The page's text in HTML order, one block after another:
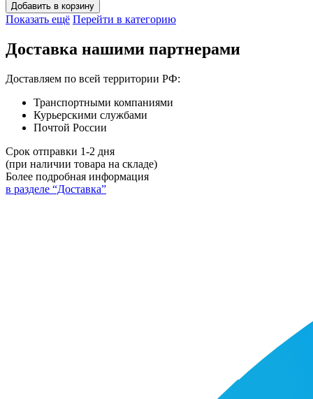
Добавить в корзину
Показать ещё Перейти в категорию
Доставка нашими партнерами
Доставляем по всей территории РФ:
Транспортными компаниями
Курьерскими службами
Почтой России
Срок отправки 1-2 дня
(при наличии товара на складе)
Более подробная информация
в разделе “Доставка”